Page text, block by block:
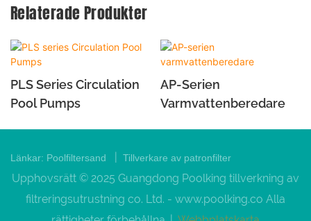
Relaterade Produkter
PLS Series Circulation
Pool Pumps
AP-Serien
Varmvattenberedare
Länkar: Poolfiltersand Tillverkare av patronfilter
Upphovsrätt © 2025 Guangdong Poolking tillverkning av
filtreringsutrustning co. Ltd. - www.poolking.co Alla